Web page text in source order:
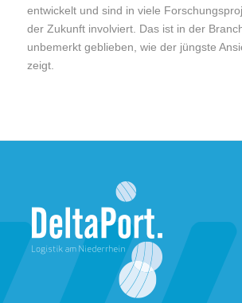
entwickelt und sind in viele
der Zukunft involviert. Das ist in der
unbemerkt geblieben, wie der jüngste
zeigt.